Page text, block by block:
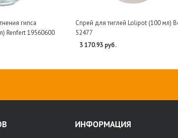
гипса
Renfert 19560600
Спрей для тиглей Lolipot (100 мл)
52477
3 170.93 руб.
ИНФОРМАЦИЯ